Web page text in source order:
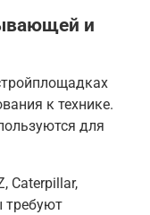
и
к технике.
для
Caterpillar,
требуют